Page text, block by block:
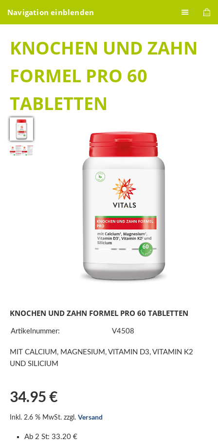
Navigation einblenden
KNOCHEN UND ZAHN
FORMEL PRO 60
TABLETTEN
KNOCHEN UND ZAHN FORMEL PRO 60 TABLETTEN
Artikelnummer: V4508
MIT CALCIUM, MAGNESIUM, VITAMIN D3, VITAMIN K2
UND SILICIUM
34.95 €
Inkl. 2.6 % MwSt. zzgl. Versand
Ab 2 St: 33.20 €